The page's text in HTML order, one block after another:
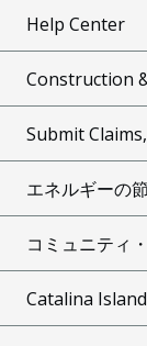
Help Center
Construction
Submit
エネルギーの
コミュニティ
Catalina